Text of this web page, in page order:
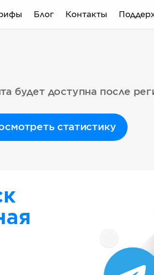
Блог Контакты
будет доступна после
статистику